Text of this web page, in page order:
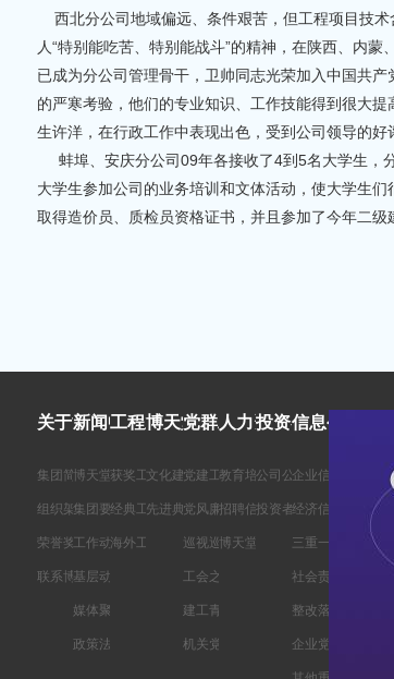
西北分公司地域偏远、条件艰苦，但工程项目技术
人“特别能吃苦、特别能战斗”的精神，在陕西、内
已成为分公司管理骨干，卫帅同志光荣加入中国共
的严寒考验，他们的专业知识、工作技能得到很大
生许洋，在行政工作中表现出色，受到公司领导的
蚌埠、安庆分公司09年各接收了4到5名大学生，
大学生参加公司的业务培训和文体活动，使大学生
取得造价员、质检员资格证书，并且参加了今年二
关于博天堂ag旗舰
集团简介
组织架构
荣誉奖励
联系博天堂ag旗舰
新闻中心
博天堂在线开户的公告
集团要闻
工作动态
基层动态
媒体聚焦
政策法规
工程业绩
获奖工程
经典工程
海外工程
博天堂在线开户的文化
文化建设
先进典型
党群工作
党建工作
党风廉政
巡视巡察
工会之声
建工青年
机关党建
人力资源
教育培训
招聘信息
博天堂在线开户的公告
投资者关系
公司公告
投资者教育
信息公开
企业信息
经济信息
三重一大事项
社会责任履行
整改落实情况
企业党建